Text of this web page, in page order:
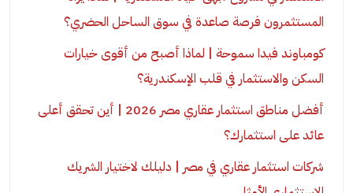
المستثمرون فرصة صاعدة في سوق الساحل الحضري؟
كومباوند فيدا سموحة | لماذا أصبح من أقوى خيارات
السكن والاستثمار في قلب الإسكندرية؟
أفضل مناطق استثمار عقاري مصر 2026 | أين تحقق أعلى
عائد على استثمارك؟
شركات استثمار عقاري في مصر | دليلك لاختيار الشريك